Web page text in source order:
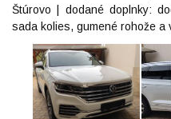
Štúrovo | dodané doplnky:
sada kolies, gumené rohože a